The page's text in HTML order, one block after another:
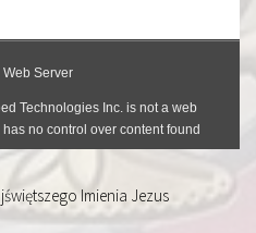
Imienia Jezus